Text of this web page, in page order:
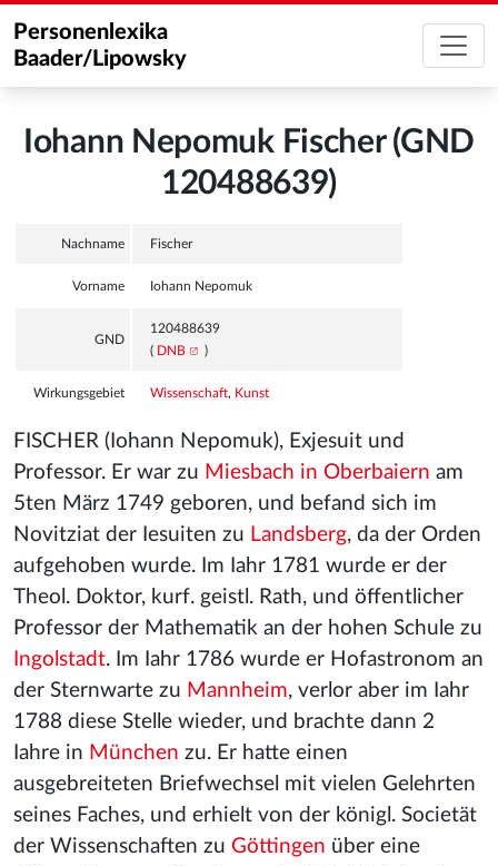
Personenlexika
Baader/Lipowsky
Iohann Nepomuk Fischer (GND
120488639)
Nachname Fischer
Vorname Iohann Nepomuk
GND
120488639
( DNB )
Wirkungsgebiet Wissenschaft, Kunst
FISCHER (Iohann Nepomuk), Exjesuit und
Professor. Er war zu Miesbach in Oberbaiern am
5ten März 1749 geboren, und befand sich im
Novitziat der Iesuiten zu Landsberg, da der Orden
aufgehoben wurde. Im Iahr 1781 wurde er der
Theol. Doktor, kurf. geistl. Rath, und öffentlicher
Professor der Mathematik an der hohen Schule zu
Ingolstadt. Im Iahr 1786 wurde er Hofastronom an
der Sternwarte zu Mannheim, verlor aber im Iahr
1788 diese Stelle wieder, und brachte dann 2
Iahre in München zu. Er hatte einen
ausgebreiteten Briefwechsel mit vielen Gelehrten
seines Faches, und erhielt von der königl. Societät
der Wissenschaften zu Göttingen über eine